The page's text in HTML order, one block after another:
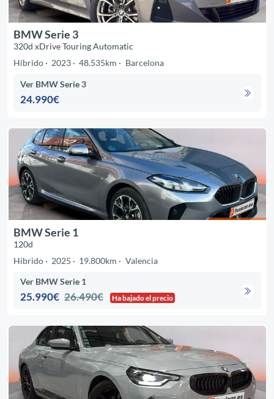
BMW Serie 3
320d xDrive Touring Automatic
Híbrido
2023 48.535km Barcelona
Ver BMW Serie 3
24.990€
BMW Serie 1
120d
Híbrido
2025 19.800km Valencia
Ver BMW Serie 1
25.990€ 26.490€ Ha bajado el precio